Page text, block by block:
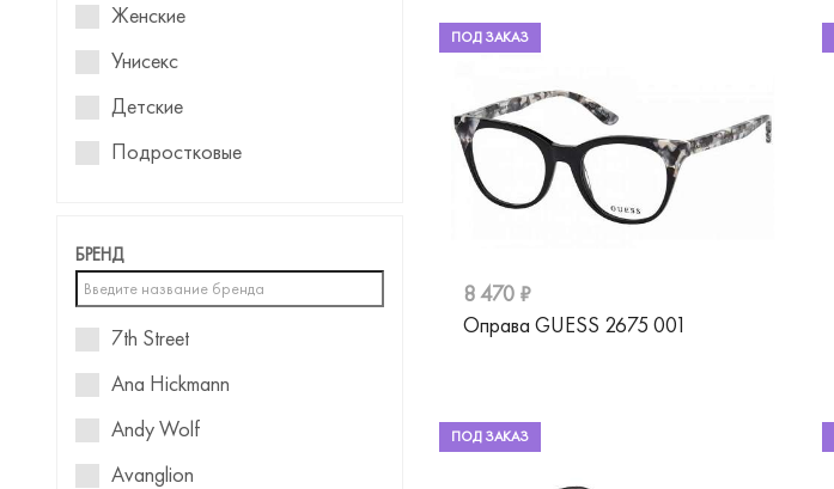
Женские
Унисекс
Детские
Подростковые
Для мальчиков
БРЕНД
7th Street
Ana Hickmann
Andy Wolf
Avanglion
ПОД ЗАКАЗ
8 470 ₽
Оправа GUESS 2675 001
ПОД ЗАКАЗ